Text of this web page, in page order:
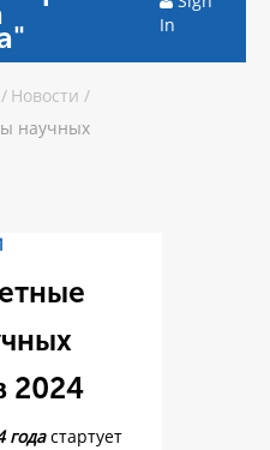
In
/ Новости /
научных
2024
годастартует